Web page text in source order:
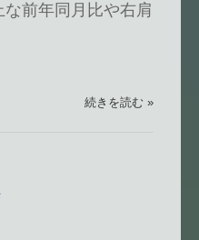
前年同月比や右肩
続きを読む »